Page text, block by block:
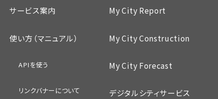
サービス案内
使い方（マニュアル）
APIを使う
リンクバナーについて
My City Report
My City Construction
My City Forecast
デジタルシティサービス